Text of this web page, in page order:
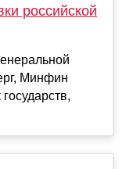
российской
Минфин